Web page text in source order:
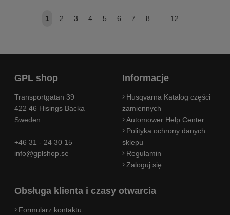
1 2 3 4 5 6 7 8 .. 12
GPL shop
Transportgatan 39
422 46 Hisings Backa
Sweden
+46 31 - 24 30 15
info@gplshop.se
Informacje
Husqvarna Katalog części
zamiennych
Automower Help Center
Polityka ochrony danych
sklepu
Regulamin
Zaloguj się
Obsługa klienta i czasy otwarcia
Formularz kontaktu